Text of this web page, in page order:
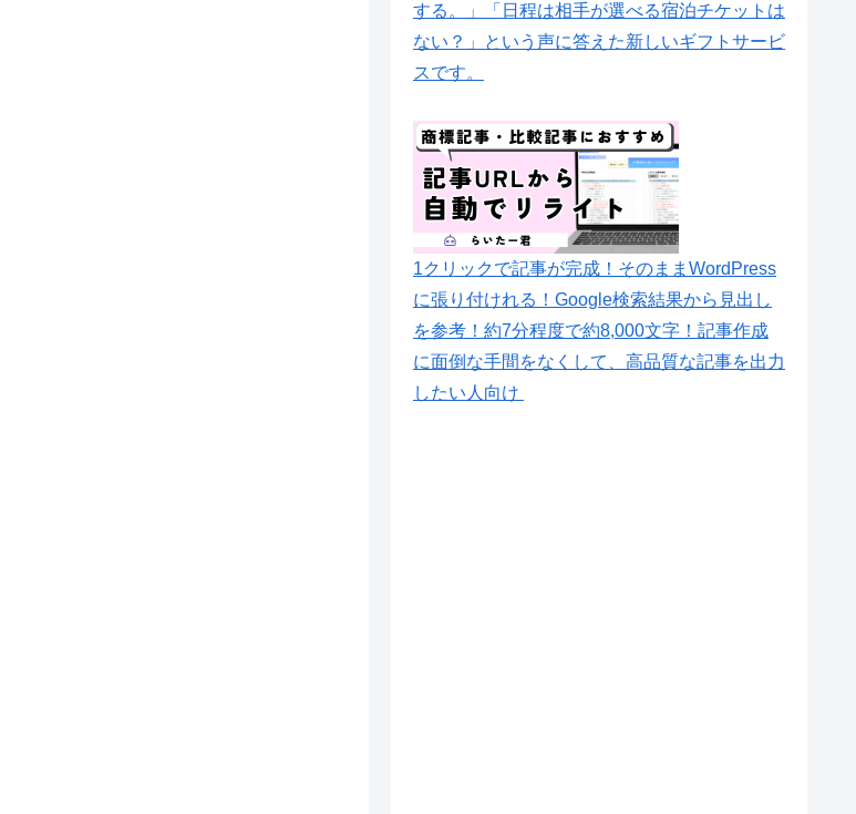
する。」「日程は相手が選べる宿泊チケットは
ない？」という声に答えた新しいギフトサービ
スです。
1クリックで記事が完成！そのままWordPress
に張り付けれる！Google検索結果から見出し
を参考！約7分程度で約8,000文字！記事作成
に面倒な手間をなくして、高品質な記事を出力
したい人向け